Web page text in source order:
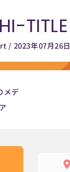
TITLE
/ 2023年07月26日
メデ